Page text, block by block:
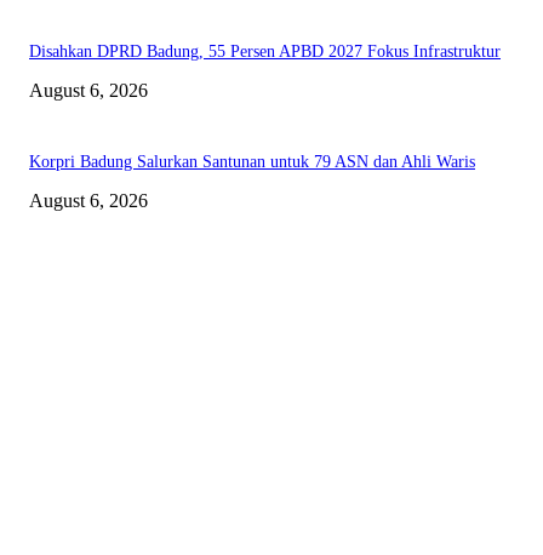
Disahkan DPRD Badung, 55 Persen APBD 2027 Fokus Infrastruktur
August 6, 2026
Korpri Badung Salurkan Santunan untuk 79 ASN dan Ahli Waris
August 6, 2026